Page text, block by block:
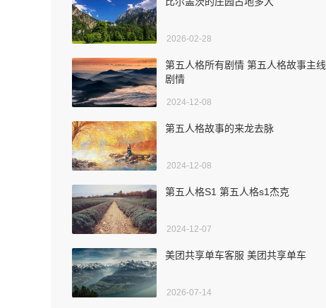
2026-02-28
第五人格所有剧情 第五人格故事主线
剧情
2024-12-08
第五人格故事的来龙去脉
2024-12-08
第五人格S1 第五人格s1杰克
2024-12-07
美团共享单车客服 美团共享单车
2026-07-14